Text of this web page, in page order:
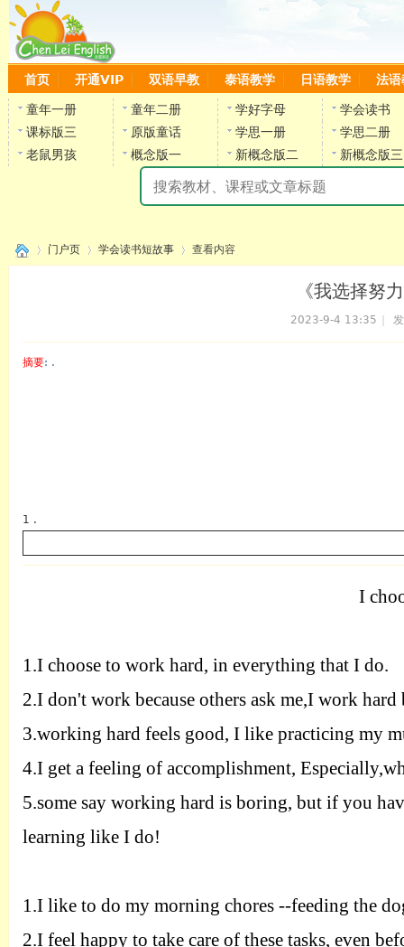
首页 开通VIP 双语早教 泰语教学 日语教学 法语
童年一册 童年二册 学好字母
学会读书
课标版三
原版童话 学思一册
学思二册
老鼠男孩
概念版一 新概念版二 新概念版三
门户页 学会读书短故事 查看内容
《我选择努
2023-9-4 13:35
摘要: .
1 .
I
1.I choose to work hard, in everything that I do.
2.I don't work because others ask me,I work hard
3.working hard feels good, I like practicing my
4.I get a feeling of accomplishment,
5.some say working hard is boring, but if you
learning like I do!
1.I like to do my morning chores --feeding the
2.I feel happy to take care of these tasks, even